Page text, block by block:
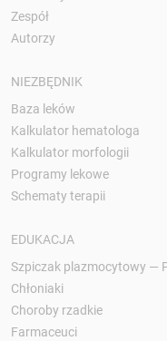
Zespół
Autorzy
NIEZBĘDNIK
Baza leków
Kalkulator hematologa
Kalkulator morfologii
Programy lekowe
Schematy terapii
EDUKACJA
Szpiczak plazmocytowy —
Chłoniaki
Choroby rzadkie
Farmaceuci